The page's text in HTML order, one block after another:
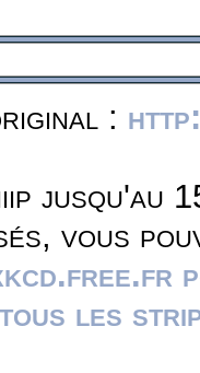
:
jusqu'au
vous
les